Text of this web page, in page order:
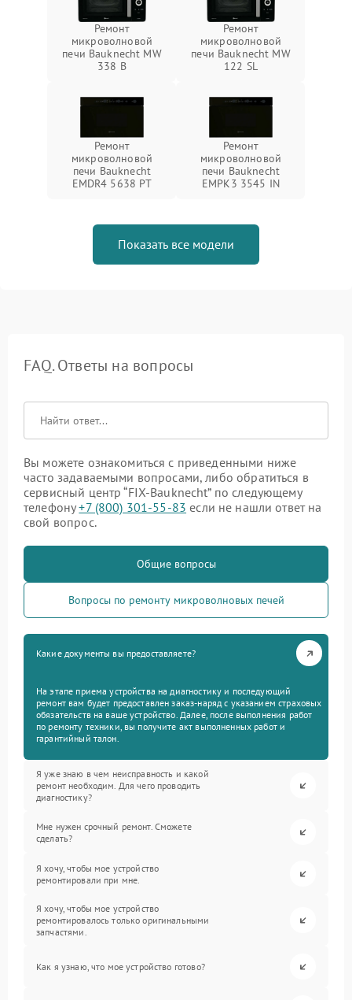
Ремонт
микроволновой
печи Bauknecht MW
338 B
Ремонт
микроволновой
печи Bauknecht MW
122 SL
Ремонт
микроволновой
печи Bauknecht
EMDR4 5638 PT
Ремонт
микроволновой
печи Bauknecht
EMPK3 3545 IN
Показать все модели
FAQ. Ответы на вопросы
Вы можете ознакомиться с приведенными ниже
часто задаваемыми вопросами, либо обратиться в
сервисный центр “FIX-Bauknecht” по следующему
телефону+7 (800) 301-55-83 если не нашли ответ на
свой вопрос.
Общие вопросы
Вопросы по ремонту микроволновых печей
Какие документы вы предоставляете?
На этапе приема устройства на диагностику и последующий
ремонт вам будет предоставлен заказ-наряд с указанием страховых
обязательств на ваше устройство. Далее, после выполнения работ
по ремонту техники, вы получите акт выполненных работ и
гарантийный талон.
Я уже знаю в чем неисправность и какой
ремонт необходим. Для чего проводить
диагностику?
Мне нужен срочный ремонт. Сможете
сделать?
Я хочу, чтобы мое устройство
ремонтировали при мне.
Я хочу, чтобы мое устройство
ремонтировалось только оригинальными
запчастями.
Как я узнаю, что мое устройство готово?